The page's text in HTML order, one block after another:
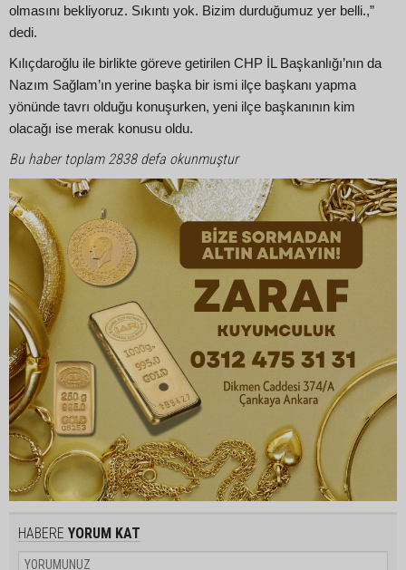
olmasını bekliyoruz. Sıkıntı yok. Bizim durduğumuz yer belli.,”
dedi.
Kılıçdaroğlu ile birlikte göreve getirilen CHP İL Başkanlığı’nın da
Nazım Sağlam’ın yerine başka bir ismi ilçe başkanı yapma
yönünde tavrı olduğu konuşurken, yeni ilçe başkanının kim
olacağı ise merak konusu oldu.
Bu haber toplam 2838 defa okunmuştur
HABERE YORUM KAT